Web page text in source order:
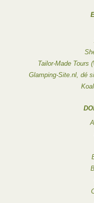
Tailor-Made Tours
Glamping-Site.nl, dé